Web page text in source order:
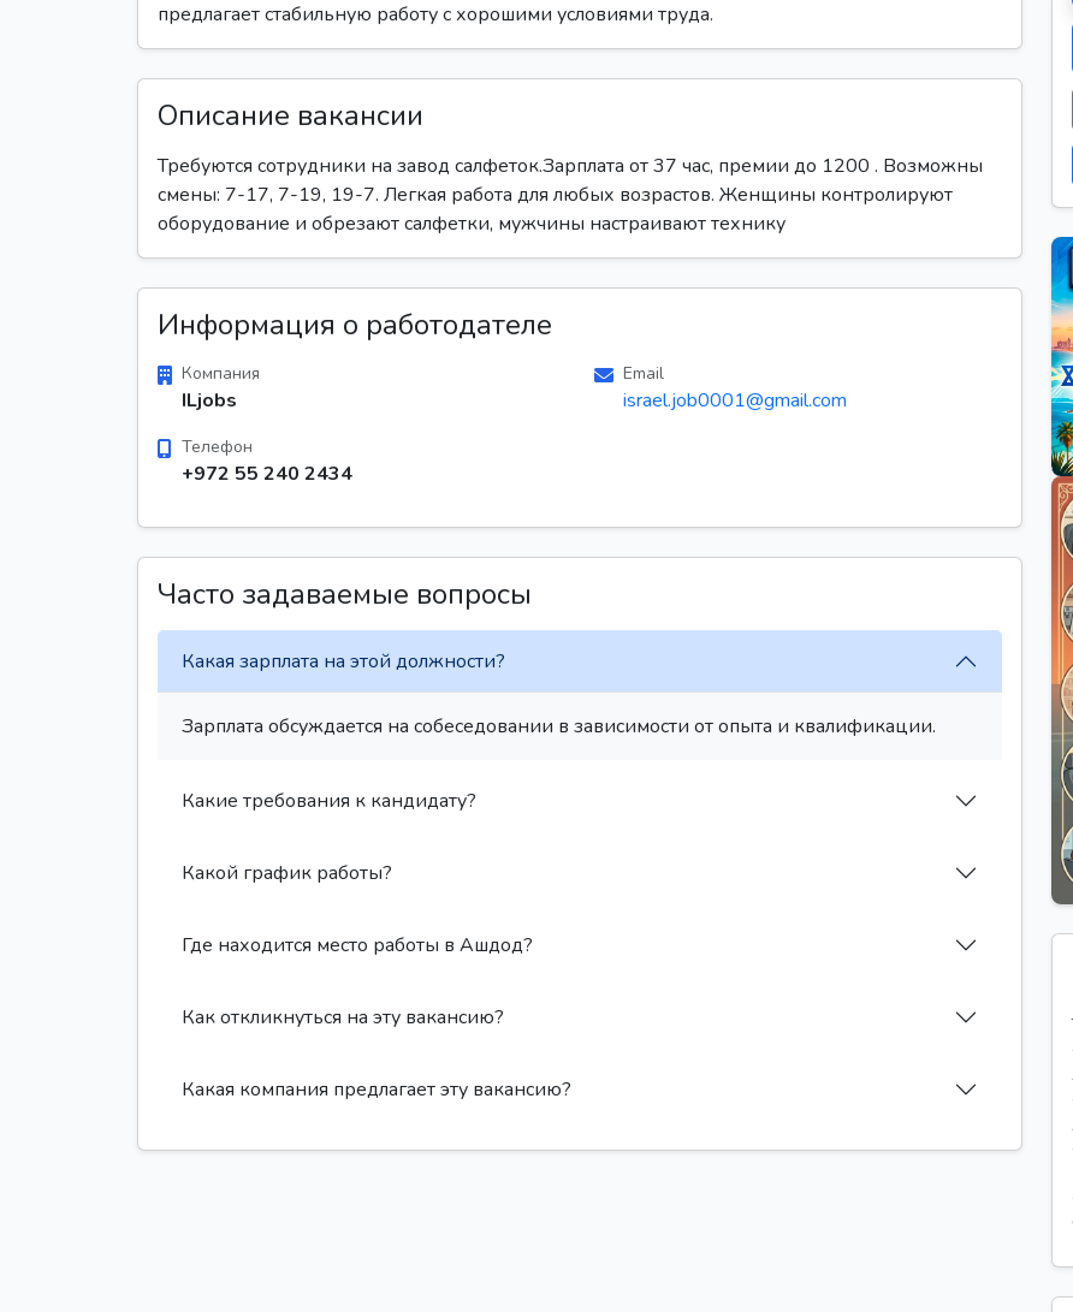
предлагает стабильную работу с хорошими условиями труда.
Описание вакансии
Требуются сотрудники на завод салфеток.Зарплата от 37 час, премии до 1200 . Возможны
смены: 7-17, 7-19, 19-7. Легкая работа для любых возрастов. Женщины контролируют
оборудование и обрезают салфетки, мужчины настраивают технику
Информация о работодателе
Компания
ILjobs
Email
israel.job0001@gmail.com
Телефон
+972 55 240 2434
Часто задаваемые вопросы
Какая зарплата на этой должности?
Зарплата обсуждается на собеседовании в зависимости от опыта и квалификации.
Какие требования к кандидату?
Какой график работы?
Где находится место работы в Ашдод?
Как откликнуться на эту вакансию?
Какая компания предлагает эту вакансию?